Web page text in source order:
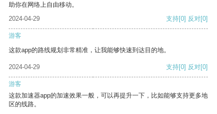
助你在网络上自由移动。
2024-04-29
支持[0] 反对[0]
游客
这款app的路线规划非常精准，让我能够快速到达目的地。
2024-04-29 支持[0] 反对[0]
游客
这款加速器app的加速效果一般，可以再提升一下，比如能够支持更多地
区的线路。